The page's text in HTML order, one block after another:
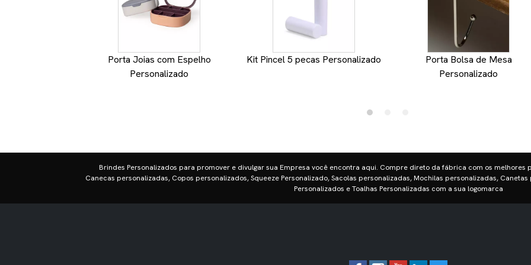
Porta Joias com Espelho
Personalizado
Kit Pincel 5 pecas Personalizado
Porta Bolsa de Mesa
Personalizado
Brindes Personalizados para promover e divulgar sua Empresa você encontra aqui. Compre direto da fábrica com os
Canecas personalizadas, Copos personalizados, Squeeze Personalizado, Sacolas personalizadas, Mochilas personalizadas,
Personalizados e Toalhas Personalizadas com a sua logomarca